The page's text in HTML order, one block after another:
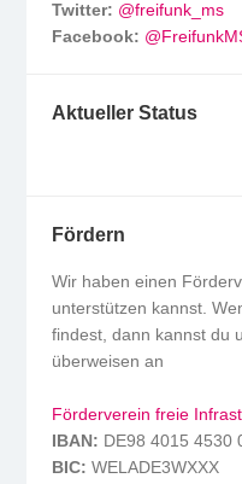
Twitter: @freifunk_ms
Facebook:
Aktueller Status
Fördern
Wir haben einen
unterstützen kannst.
findest, dann kannst du
überweisen an
Förderverein freie
IBAN: DE98 4015 4530
BIC: WELADE3WXXX